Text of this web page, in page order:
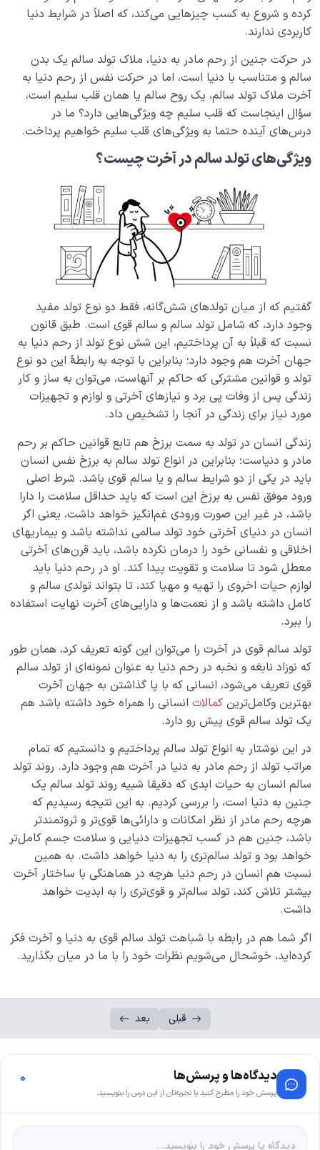
کرده و شروع به کسب چیزهایی می‌کند، که اصلاً در شرایط دنیا
کاربردی ندارند.
در حرکت جنین از رحم مادر به دنیا، ملاک تولد سالم یک بدن
سالم و متناسب با دنیا است، اما در حرکت نفس از رحم دنیا به
آخرت ملاک تولد سالم، یک روح سالم یا همان قلب سلیم است،
سؤال اینجاست که قلب سلیم چه ویژگی‌هایی دارد؟ ما در
درس‌های آینده حتما به ویژگی‌های قلب سلیم خواهیم پرداخت.
ویژگی‌های تولد سالم در آخرت چیست؟
گفتیم که از میان تولدهای شش‌گانه، فقط دو نوع تولد مفید
وجود دارد، که شامل تولد سالم و سالم قوی است. طبق قانون
نسبت که قبلاً به آن‌ پرداختیم، این شش نوع تولد از رحم دنیا به
جهان آخرت هم وجود دارد؛ بنابراین با توجه به رابطۀ این دو نوع
تولد و قوانین مشترکی که حاکم بر آنهاست، می‌توان به ساز و کار
زندگی پس از وفات پی برد و نیازهای آخرتی و لوازم و تجهیزات
مورد نیاز برای زندگی در آنجا را تشخیص داد.
زندگی انسان در تولد به سمت برزخ هم تابع قوانین حاکم بر رحم
مادر و دنیاست؛ بنابراین در انواع تولد سالم به برزخ نفس انسان
باید در یکی از دو شرایط سالم و یا سالم قوی باشد. شرط اصلی
ورود موفق نفس به برزخ این است که باید حداقل سلامت را دارا
باشد، در غیر این صورت ورودی غم‌انگیز خواهد داشت، یعنی اگر
انسان در دنیای آخرتی خود تولد سالمی نداشته باشد و بیماریهای
اخلاقی و نفسانی خود را درمان نکرده باشد، باید قرن‌های آخرتی
معطل شود تا سلامت و تقویت پیدا کند. او در رحم دنیا باید
لوازم حیات اخروی را تهیه و مهیا کند، تا بتواند تولدی سالم و
کامل داشته باشد و از نعمت‌ها و دارایی‌های ‌آخرت نهایت استفاده
را ببرد.
تولد سالم قوی در آخرت را می‌توان این گونه تعریف کرد، همان طور
که نوزاد نابغه و نخبه در رحم دنیا به عنوان نمونه‌ای از تولد سالم
قوی تعریف می‌شود، انسانی که با پا گذاشتن به جهان آخرت
بهترین وکامل‌ترین کمالات انسانی را همراه خود داشته باشد هم
یک تولد سالم قوی پیش رو دارد.
در این نوشتار به انواع تولد سالم پرداختیم و دانستیم که تمام
مراتب تولد از رحم مادر به دنیا در آخرت هم وجود دارد. روند تولد
سالم انسان به حیات ابدی که دقیقا شبیه روند تولد سالم یک
جنین به دنیا است، را بررسی کردیم. به این نتیجه رسیدیم که
هرچه رحم مادر از نظر امکانات و دارائی‌ها قوی‌تر و ثروتمندتر
باشد، جنین هم در کسب تجهیزات دنیایی و سلامت جسم کامل‌تر
خواهد بود و تولد سالم‌تری را به دنیا خواهد داشت. به ‌همین
نسبت هم انسان در رحم دنیا هرچه در هماهنگی با ساختار آخرت
بیشتر تلاش کند، تولد سالم‌تر و قوی‌تری را به ابدیت خواهد
داشت.
اگر شما هم در رابطه با شباهت تولد سالم قوی به دنیا و آخرت فکر
کرده‌اید، خوشحال می‌شویم نظرات خود را با ما در میان بگذارید.
قبلی بعد
دیدگاه‌ها و پرسش‌ها
پرسش خود را مطرح کنید یا تجربه‌تان از این درس را بنویسید.
0